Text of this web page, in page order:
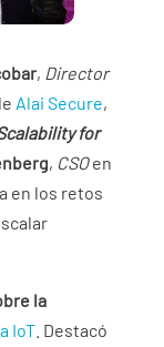
, Director
Alai Secure,
for
, CSOen
en los retos
la
IoT. Destacó